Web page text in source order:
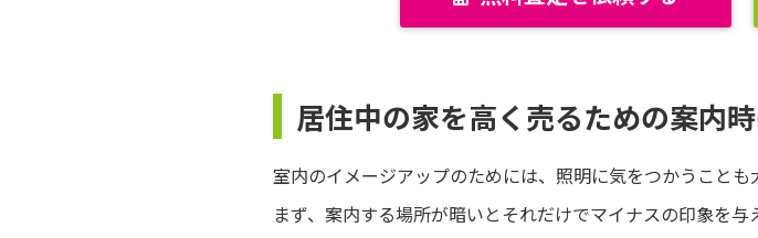
居住中の家を高く売るための案内
室内のイメージアップのためには、照明に気をつかうことも
まず、案内する場所が暗いとそれだけでマイナスの印象を